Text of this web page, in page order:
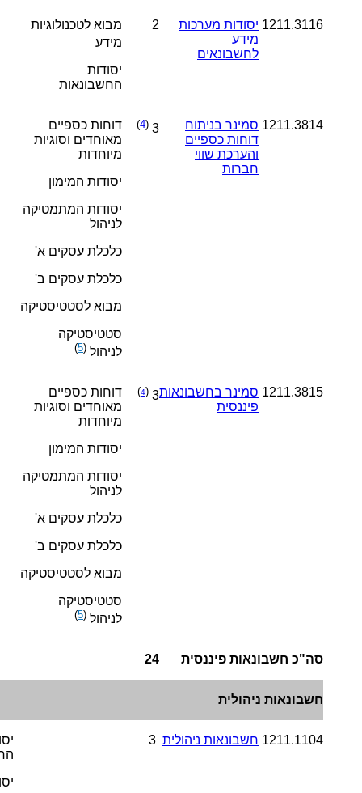
1211.3116 יסודות מערכות
מידע
לחשבונאים
2
מבוא לטכנולוגיות
מידע
יסודות
החשבונאות
1211.3814 סמינר בניתוח
דוחות כספיים
והערכת שווי
חברות
3
(
4
)
דוחות כספיים
מאוחדים וסוגיות
מיוחדות
יסודות המימון
יסודות המתמטיקה
לניהול
כלכלת עסקים א'
כלכלת עסקים ב'
מבוא לסטטיסטיקה
סטטיסטיקה
לניהול (
5
)
1211.3815 סמינר בחשבונאות
פיננסית
3
(
4
)
דוחות כספיים
מאוחדים וסוגיות
מיוחדות
יסודות המימון
יסודות המתמטיקה
לניהול
כלכלת עסקים א'
כלכלת עסקים ב'
מבוא לסטטיסטיקה
סטטיסטיקה
לניהול (
5
)
סה"כ חשבונאות פיננסית 24
חשבונאות ניהולית
1211.1104 חשבונאות ניהולית 3